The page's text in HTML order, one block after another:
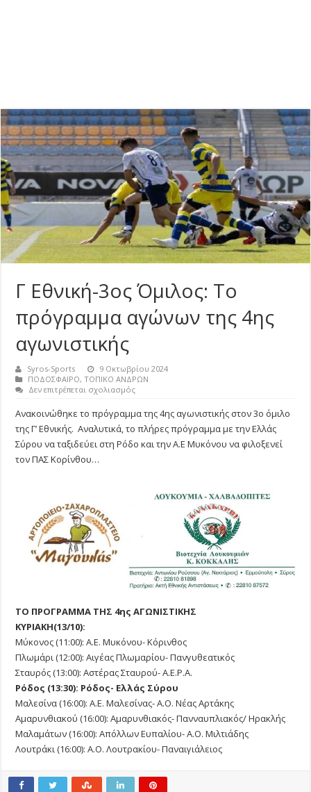
Γ Εθνική-3ος Όμιλος: Το
πρόγραμμα αγώνων της 4ης
αγωνιστικής
Syros-Sports
9 Οκτωβρίου 2024
ΠΟΔΟΣΦΑΙΡΟ,ΤΟΠΙΚΟ ΑΝΔΡΩΝ
Δεν επιτρέπεται σχολιασμόςστο
Εθνική-3ος
Όμιλος:
Το
πρόγραμμα
αγώνων
Ανακοινώθηκε το πρόγραμμα της 4ης αγωνιστικής στον 3ο όμιλο
της Γ’ Εθνικής. Αναλυτικά, το πλήρες πρόγραμμα με την Ελλάς
Σύρου να ταξιδεύει στη Ρόδο και την Α.Ε Μυκόνου να φιλοξενεί
τον ΠΑΣ Κορίνθου…
ΤΟ ΠΡΟΓΡΑΜΜΑ ΤΗΣ 4ης ΑΓΩΝΙΣΤΙΚΗΣ
ΚΥΡΙΑΚΗ(13/10):
Μύκονος (11:00): Α.Ε. Μυκόνου- Κόρινθος
Πλωμάρι (12:00): Αιγέας Πλωμαρίου- Πανγυθεατικός
Σταυρός (13:00): Αστέρας Σταυρού- Α.Ε.Ρ.Α.
Ρόδος (13:30): Ρόδος- Ελλάς Σύρου
Μαλεσίνα (16:00): Α.Ε. Μαλεσίνας- Α.Ο. Νέας Αρτάκης
Αμαρυνθιακού (16:00): Αμαρυνθιακός- Πανναυπλιακός/ Ηρακλής
Μαλαμάτων (16:00): Απόλλων Ευπαλίου- Α.Ο. Μιλτιάδης
Λουτράκι (16:00): Α.Ο. Λουτρακίου- Παναιγιάλειος